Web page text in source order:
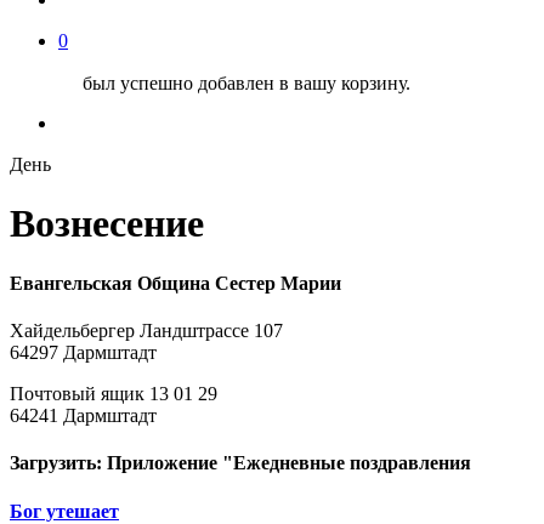
0
был успешно добавлен в вашу корзину.
День
Вознесение
Евангельская Община Сестер Марии
Хайдельбергер Ландштрассе 107
64297 Дармштадт
Почтовый ящик 13 01 29
64241 Дармштадт
Загрузить: Приложение "Ежедневные поздравления
Бог утешает